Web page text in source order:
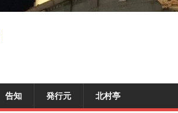
告知 発行元 北村亭